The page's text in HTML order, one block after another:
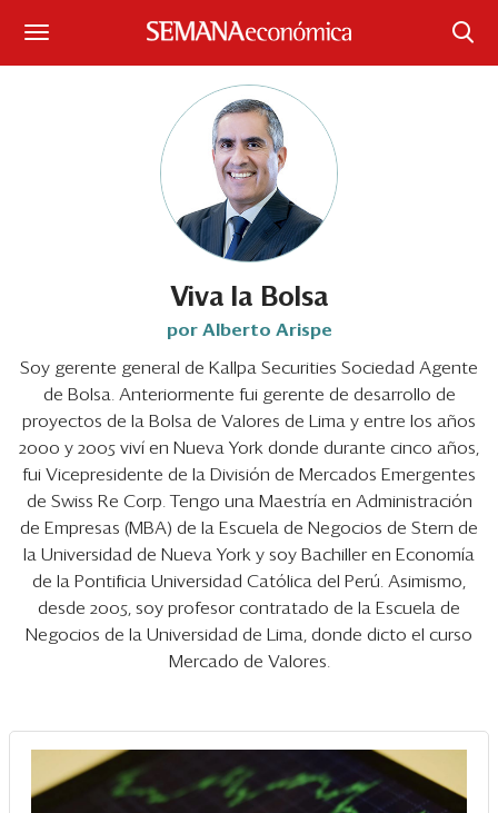
¿Qué está pasando?
Sectores y Empresas
Economía y Finanzas
Legal y Política
Eventos
Blogs
Ranking CEO
Edición Impresa
Viva la Bolsa
por Alberto Arispe
Soy gerente general de Kallpa Securities Sociedad Agente
de Bolsa. Anteriormente fui gerente de desarrollo de
proyectos de la Bolsa de Valores de Lima y entre los años
2000 y 2005 viví en Nueva York donde durante cinco años,
fui Vicepresidente de la División de Mercados Emergentes
de Swiss Re Corp. Tengo una Maestría en Administración
de Empresas (MBA) de la Escuela de Negocios de Stern de
la Universidad de Nueva York y soy Bachiller en Economía
de la Pontificia Universidad Católica del Perú. Asimismo,
desde 2005, soy profesor contratado de la Escuela de
Negocios de la Universidad de Lima, donde dicto el curso
Mercado de Valores.